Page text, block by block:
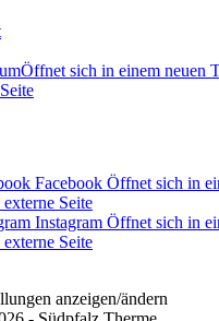
Öffnet sich in einem neuen
Facebook Öffnet sich in
Seite
Instagram Öffnet sich in
Seite
anzeigen/ändern